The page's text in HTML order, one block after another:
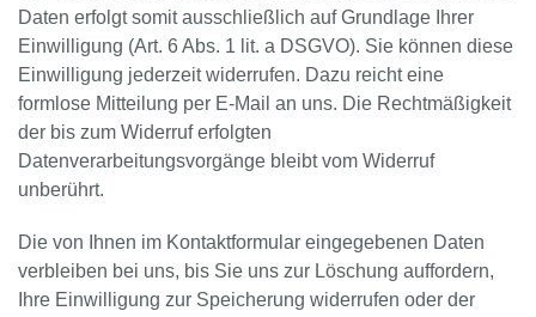
Daten erfolgt somit ausschließlich auf Grundlage Ihrer
Einwilligung (Art. 6 Abs. 1 lit. a DSGVO). Sie können diese
Einwilligung jederzeit widerrufen. Dazu reicht eine
formlose Mitteilung per E-Mail an uns. Die Rechtmäßigkeit
der bis zum Widerruf erfolgten
Datenverarbeitungsvorgänge bleibt vom Widerruf
unberührt.
Die von Ihnen im Kontaktformular eingegebenen Daten
verbleiben bei uns, bis Sie uns zur Löschung auffordern,
Ihre Einwilligung zur Speicherung widerrufen oder der